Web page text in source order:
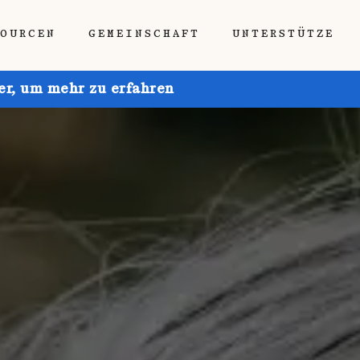
GEMEINSCHAFT UNTERSTÜTZE
um mehr zu erfahren